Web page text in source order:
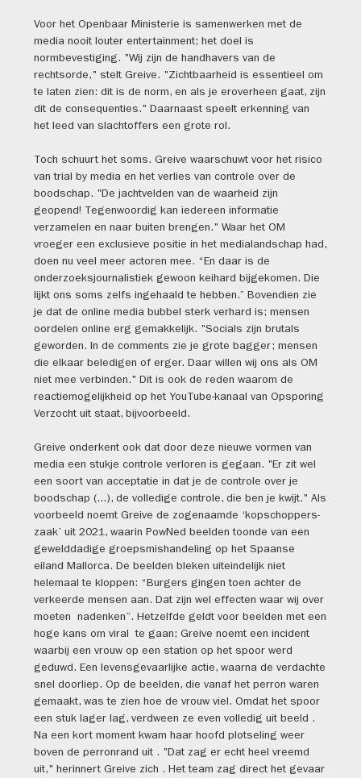
Voor het Openbaar Ministerie is samenwerken met de
media nooit louter entertainment; het doel is
normbevestiging. "Wij zijn de handhavers van de
rechtsorde," stelt Greive. "Zichtbaarheid is essentieel om
te laten zien: dit is de norm, en als je eroverheen gaat, zijn
dit de consequenties." Daarnaast speelt erkenning van
het leed van slachtoffers een grote rol.
Toch schuurt het soms. Greive waarschuwt voor het risico
van trial by media en het verlies van controle over de
boodschap. "De jachtvelden van de waarheid zijn
geopend! Tegenwoordig kan iedereen informatie
verzamelen en naar buiten brengen." Waar het OM
vroeger een exclusieve positie in het medialandschap had,
doen nu veel meer actoren mee. “En daar is de
onderzoeksjournalistiek gewoon keihard bijgekomen. Die
lijkt ons soms zelfs ingehaald te hebben.” Bovendien zie
je dat de online media bubbel sterk verhard is; mensen
oordelen online erg gemakkelijk. "Socials zijn brutals
geworden. In de comments zie je grote bagger; mensen
die elkaar beledigen of erger. Daar willen wij ons als OM
niet mee verbinden." Dit is ook de reden waarom de
reactiemogelijkheid op het YouTube-kanaal van Opsporing
Verzocht uit staat, bijvoorbeeld.
Greive onderkent ook dat door deze nieuwe vormen van
media een stukje controle verloren is gegaan. "Er zit wel
een soort van acceptatie in dat je de controle over je
boodschap (...), de volledige controle, die ben je kwijt." Als
voorbeeld noemt Greive de zogenaamde ‘kopschoppers-
zaak’ uit 2021, waarin PowNed beelden toonde van een
gewelddadige groepsmishandeling op het Spaanse
eiland Mallorca. De beelden bleken uiteindelijk niet
helemaal te kloppen: “Burgers gingen toen achter de
verkeerde mensen aan. Dat zijn wel effecten waar wij over
moeten nadenken”. Hetzelfde geldt voor beelden met een
hoge kans om viral te gaan; Greive noemt een incident
waarbij een vrouw op een station op het spoor werd
geduwd. Een levensgevaarlijke actie, waarna de verdachte
snel doorliep. Op de beelden, die vanaf het perron waren
gemaakt, was te zien hoe de vrouw viel. Omdat het spoor
een stuk lager lag, verdween ze even volledig uit beeld .
Na een kort moment kwam haar hoofd plotseling weer
boven de perronrand uit . "Dat zag er echt heel vreemd
uit," herinnert Greive zich . Het team zag direct het gevaar